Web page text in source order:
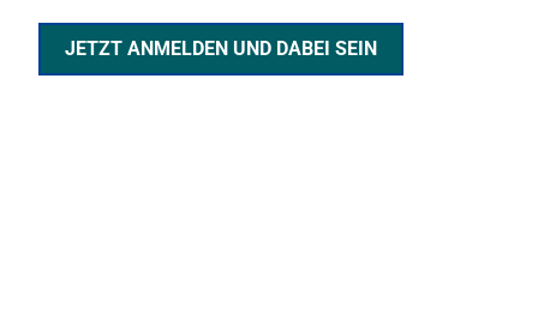
JETZT ANMELDEN UND DABEI SEIN